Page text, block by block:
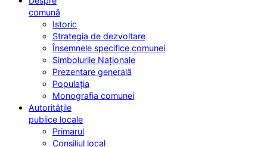
comună
Istoric
Strategia de dezvoltare
Însemnele specifice comunei
Simbolurile Naționale
Prezentare generală
Populația
Monografia comunei
Autoritățile
publice locale
Primarul
Consiliul local